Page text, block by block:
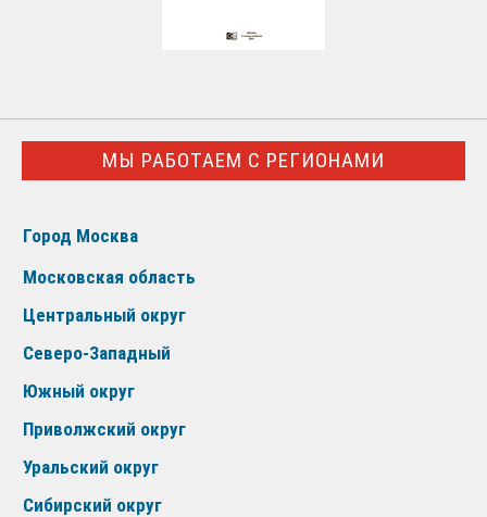
МЫ РАБОТАЕМ С РЕГИОНАМИ
Город Москва
Московская область
Центральный округ
Северо-Западный
Южный округ
Приволжский округ
Уральский округ
Сибирский округ